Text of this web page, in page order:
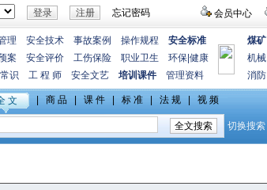
会员中心
忘记密码
理 安全技术 事故案例 操作规程
安全标准
案 安全评价 工伤保险 职业卫生 环保 健康
识 工 程 师 安全文艺 培训课件 管理资料
煤矿
机械
消防